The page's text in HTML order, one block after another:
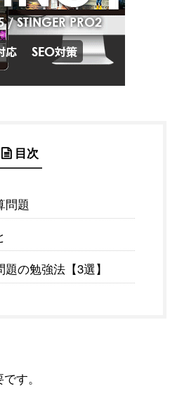
目次
問題
の勉強法【3選】
す。